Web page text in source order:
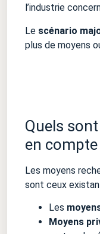
l’industrie
Le scénario
plus de moyens
Quels
en compte
Les moyens
sont ceux
Les
Moyens